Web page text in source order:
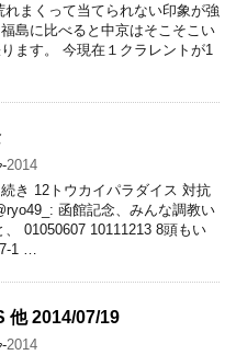
まくって当てられない印象が強
島に比べると中京はそこそこい
ます。 今現在１クラレントが1
-2014
き 12トウカイパラダイス 対抗
函館記念、みんな調教い
01050607 10111213 8頭もい
1 …
他 2014/07/19
-2014